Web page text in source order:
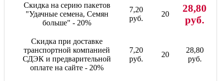
Скидка на серию пакетов
"Удачные семена, Семян
больше" - 20%
7,20
руб.
20
28,80
руб.
Скидка при доставке
транспортной компанией
СДЭК и предварительной
оплате на сайте - 20%
7,20
руб.
20
28,80
руб.